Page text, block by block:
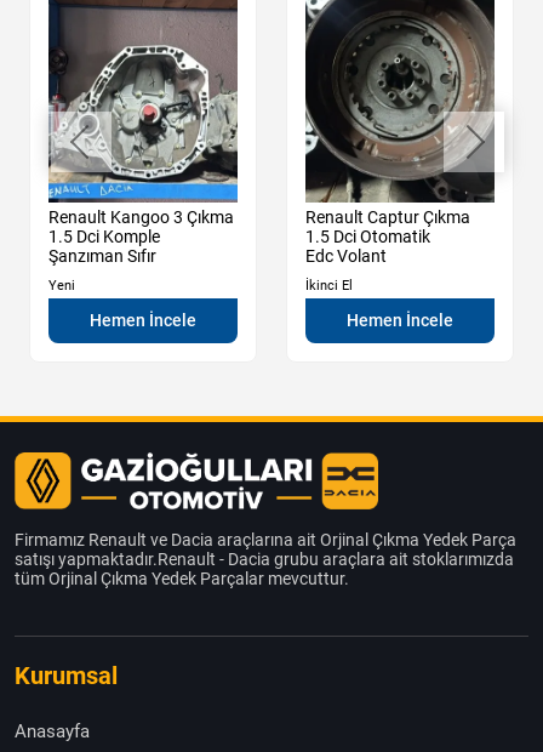
Renault Kangoo 3 Çıkma
1.5 Dci Komple
Şanzıman Sıfır
Yeni
Hemen İncele
Renault Captur Çıkma
1.5 Dci Otomatik
Edc Volant
İkinci El
Hemen İncele
Firmamız Renault ve Dacia araçlarına ait Orjinal Çıkma Yedek Parça
satışı yapmaktadır.Renault - Dacia grubu araçlara ait stoklarımızda
tüm Orjinal Çıkma Yedek Parçalar mevcuttur.
Kurumsal
Anasayfa